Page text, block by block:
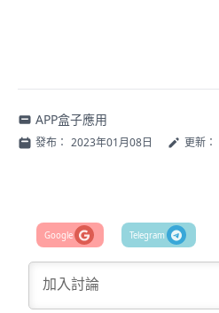
APP盒子應用
發布： 2023年01月08日 更新：